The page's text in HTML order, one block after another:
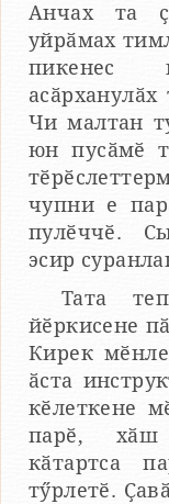
Анчах та
уйрӑмах
пикенес
Чи малтан
юн пусӑмӗ
чупни е
пулӗччӗ.
эсир
Тата
йӗркисене
Кирек
ӑста
кӗлеткене
парӗ, хӑш
кӑтартса
тӳрлетӗ.